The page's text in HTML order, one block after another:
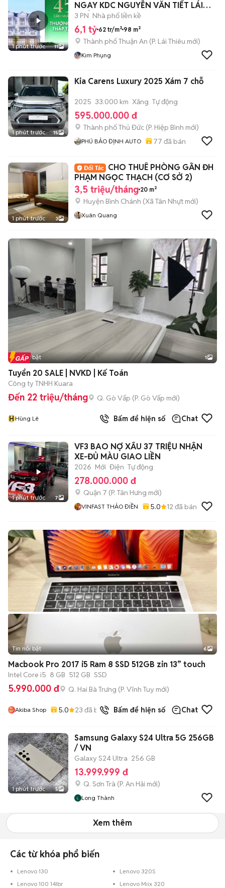
1 phút trước 11
NGAY KDC NGUYỄN VĂN TIẾT LÁI
THIÊU
3 PN Nhà phố liền kề
6,1 tỷ 62 tr/m² 98 m²
Thành phố Thuận An (P. Lái Thiêu mới)
Kim Phụng
1 phút trước 15
Kia Carens Luxury 2025 Xám 7 chỗ
2025 33.000 km Xăng Tự động
595.000.000 đ
Thành phố Thủ Đức (P. Hiệp Bình mới)
PHÚ BẢO ĐỊNH AUTO 77 đã bán
1 phút trước 3
CHO THUÊ PHÒNG GẦN ĐH
PHẠM NGỌC THẠCH (CƠ SỞ 2)
3,5 triệu/tháng 20 m²
Huyện Bình Chánh (Xã Tân Nhựt mới)
Xuân Quang
Tin nổi bật 1
Tuyển 20 SALE | NVKD | Kế Toán
Công ty TNHH Kuara
Đến 22 triệu/tháng Q. Gò Vấp (P. Gò Vấp mới)
HHùng Lê Bấm để hiện số Chat
1 phút trước 7
VF3 BAO NỢ XẤU 37 TRIỆU NHẬN
XE-ĐỦ MÀU GIAO LIỀN
2026 Mới Điện Tự động
278.000.000 đ
Quận 7 (P. Tân Hưng mới)
VINFAST THẢO ĐIỀN 5.0 12 đã bán
+2
Tin nổi bật 6
Macbook Pro 2017 i5 Ram 8 SSD 512GB zin 13” touch
Intel Core i5 8 GB 512 GB SSD
5.990.000 đ Q. Hai Bà Trưng (P. Vĩnh Tuy mới)
Akiba Shop 5.0 23 đã bán Bấm để hiện số Chat
1 phút trước 5
Samsung Galaxy S24 Ultra 5G 256GB
/ VN
Galaxy S24 Ultra 256 GB
13.999.999 đ
Q. Sơn Trà (P. An Hải mới)
Long Thành
Xem thêm
Các từ khóa phổ biến
Lenovo 130
Lenovo 320S
Lenovo 100 14Ibr
Lenovo Miix 320